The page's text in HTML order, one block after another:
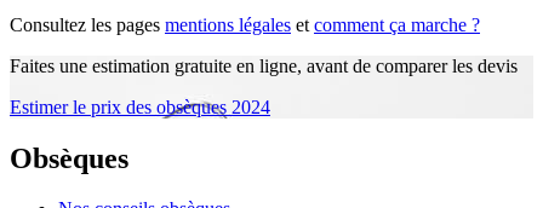
Consultez les pages mentions légales et comment ça marche ?
Faites une estimation gratuite en ligne, avant de comparer les devis
Estimer le prix des obsèques 2024
Obsèques